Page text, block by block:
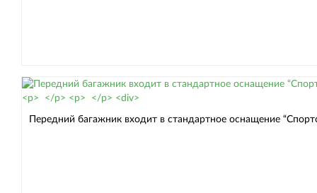
Передний багажник входит в стандартное оснащение